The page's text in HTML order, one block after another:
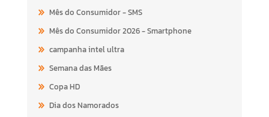
Mês do Consumidor - SMS
Mês do Consumidor 2026 - Smartphone
campanha intel ultra
Semana das Mães
Copa HD
Dia dos Namorados